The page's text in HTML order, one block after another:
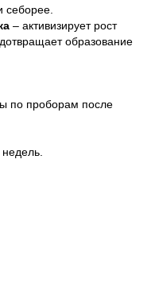
себорее.
– активизирует рост
образование
по проборам после